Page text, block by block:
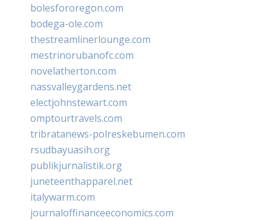
bolesfororegon.com
bodega-ole.com
thestreamlinerlounge.com
mestrinorubanofc.com
novelatherton.com
nassvalleygardens.net
electjohnstewart.com
omptourtravels.com
tribratanews-polreskebumen.com
rsudbayuasih.org
publikjurnalistik.org
juneteenthapparel.net
italywarm.com
journaloffinanceeconomics.com